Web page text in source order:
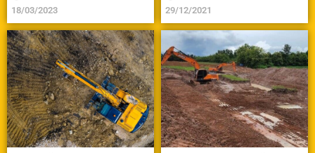
18/03/2023 29/12/2021